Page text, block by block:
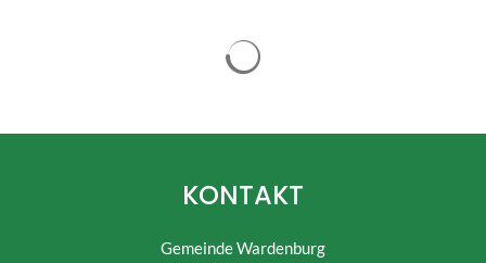
KONTAKT
Gemeinde Wardenburg